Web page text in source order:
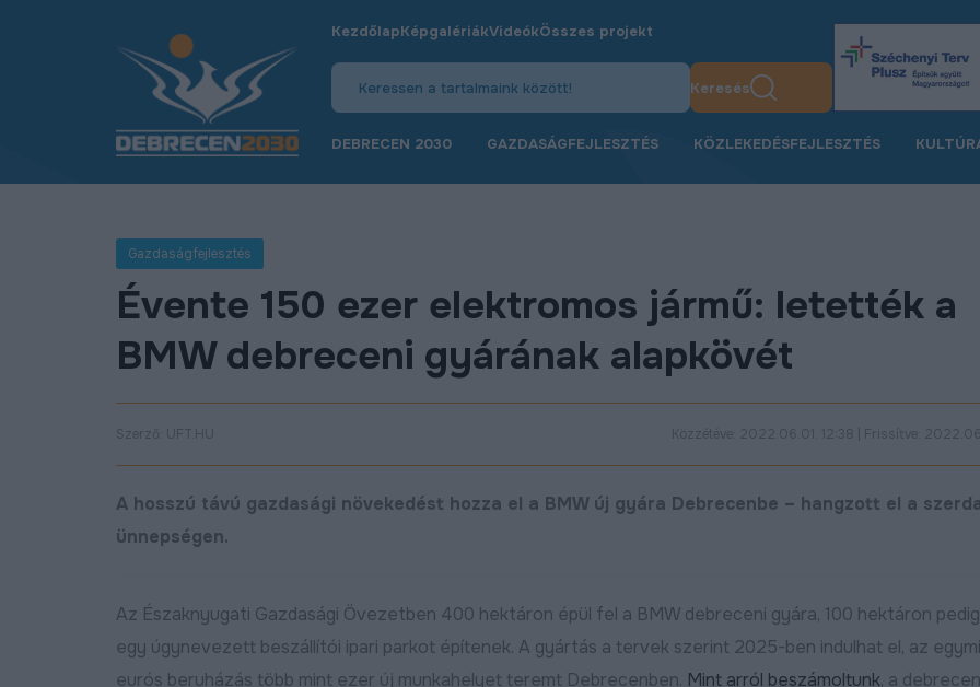
KezdőlapKépgalériákVideókÖsszes projekt
Keresés
DEBRECEN 2030 GAZDASÁGFEJLESZTÉS KÖZLEKEDÉSFEJLESZTÉS
Gazdaságfejlesztés
Évente 150 ezer elektromos jármű: letették a
BMW debreceni gyárának alapkövét
Szerző: UFT.HU Közzétéve: 2022.06.01. 12:38 | Frissítve:
A hosszú távú gazdasági növekedést hozza el a BMW új gyára Debrecenbe – hangzott el a
ünnepségen.
Az Északnyugati Gazdasági Övezetben 400 hektáron épül fel a BMW debreceni gyára, 100 hektáron pedig
egy úgynevezett beszállítói ipari parkot építenek. A gyártás a tervek szerint 2025-ben indulhat el, az
eurós beruházás több mint ezer új munkahelyet teremt Debrecenben. Mint arról beszámoltunk, a